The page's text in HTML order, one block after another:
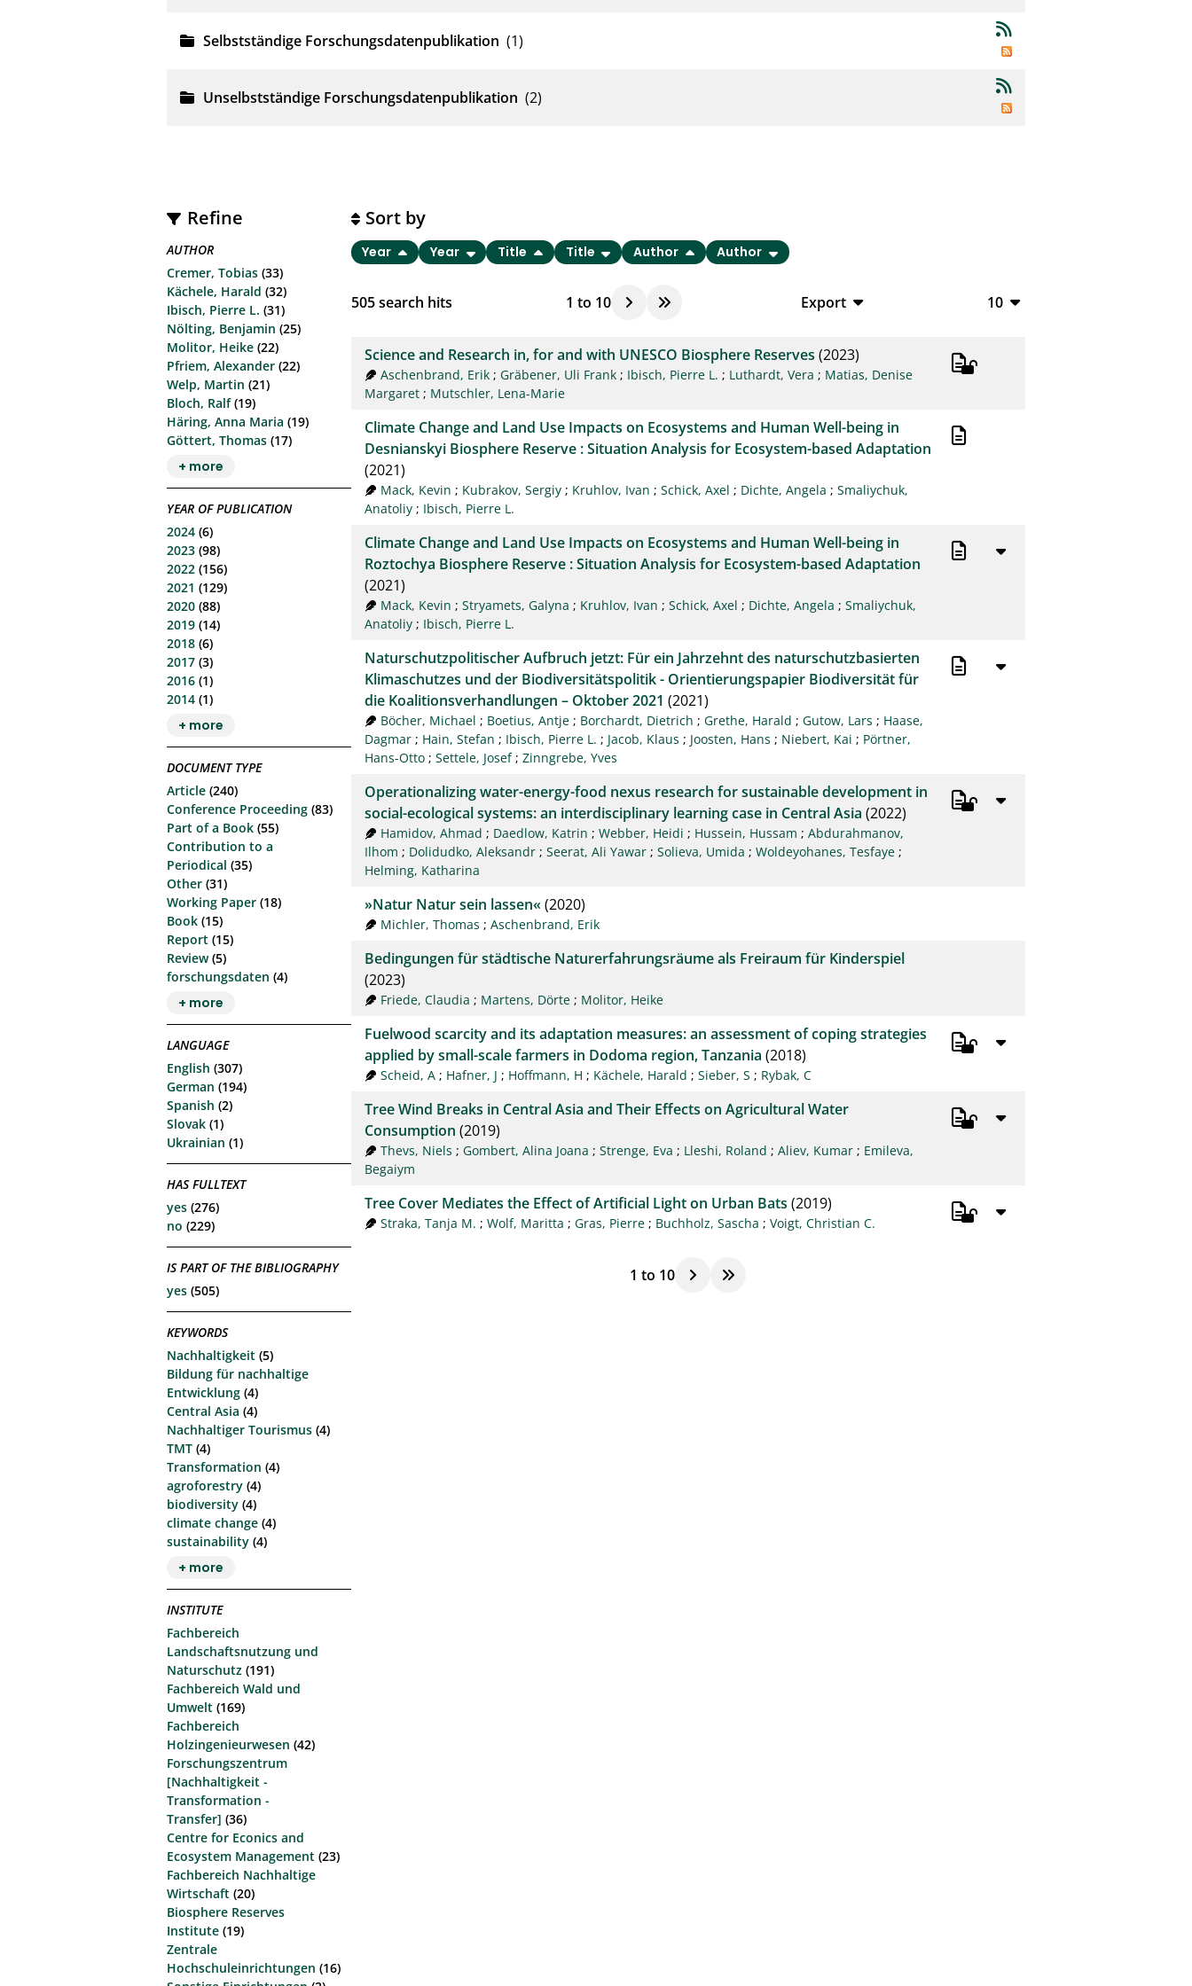
Selbstständige Forschungsdatenpublikation (1)
Unselbstständige Forschungsdatenpublikation (2)
Refine
AUTHOR
Cremer, Tobias (33)
Kächele, Harald (32)
Ibisch, Pierre L. (31)
Nölting, Benjamin (25)
Molitor, Heike (22)
Pfriem, Alexander (22)
Welp, Martin (21)
Bloch, Ralf(19)
Häring, Anna Maria (19)
Göttert, Thomas (17)
+ more
YEAR OF PUBLICATION
2024 (6)
2023 (98)
2022 (156)
2021 (129)
2020 (88)
2019 (14)
2018 (6)
2017 (3)
2016 (1)
2014 (1)
+ more
DOCUMENT TYPE
Article (240)
Conference Proceeding (83)
Part of a Book (55)
Contribution to a
Periodical (35)
Other (31)
Working Paper (18)
Book (15)
Report (15)
Review(5)
forschungsdaten (4)
+ more
LANGUAGE
English (307)
German (194)
Spanish (2)
Slovak (1)
Ukrainian (1)
HAS FULLTEXT
yes (276)
no (229)
IS PART OF THE BIBLIOGRAPHY
yes (505)
KEYWORDS
Nachhaltigkeit (5)
Bildung für nachhaltige
Entwicklung (4)
Central Asia (4)
Nachhaltiger Tourismus (4)
TMT (4)
Transformation (4)
agroforestry (4)
biodiversity (4)
climate change (4)
sustainability (4)
+ more
INSTITUTE
Fachbereich
Landschaftsnutzung und
Naturschutz (191)
Fachbereich Wald und
Umwelt (169)
Fachbereich
Holzingenieurwesen (42)
Forschungszentrum
[Nachhaltigkeit -
Transformation -
Transfer] (36)
Centre for Econics and
Ecosystem Management (23)
Fachbereich Nachhaltige
Wirtschaft (20)
Biosphere Reserves
Institute (19)
Zentrale
Hochschuleinrichtungen (16)
505search hits 1 to 10
Export
CSV
XML
10
Sort by
Year Year Title Title Author Author
Science and Research in, for and with UNESCO Biosphere Reserves (2023)
Aschenbrand, Erik ; Gräbener, Uli Frank ; Ibisch, Pierre L. ; Luthardt, Vera ; Matias, Denise
Margaret; Mutschler, Lena-Marie
Climate Change and Land Use Impacts on Ecosystems and Human Well-being in
Desnianskyi Biosphere Reserve : Situation Analysis for Ecosystem-based Adaptation
(2021)
Mack, Kevin ; Kubrakov, Sergiy ; Kruhlov, Ivan ;Schick, Axel ; Dichte, Angela ;Smaliychuk,
Anatoliy; Ibisch, Pierre L.
Climate Change and Land Use Impacts on Ecosystems and Human Well-being in
Roztochya Biosphere Reserve : Situation Analysis for Ecosystem-based Adaptation
(2021)
Mack, Kevin ;Stryamets, Galyna ; Kruhlov, Ivan ;Schick, Axel ; Dichte, Angela ;Smaliychuk,
Anatoliy; Ibisch, Pierre L.
Naturschutzpolitischer Aufbruch jetzt: Für ein Jahrzehnt des naturschutzbasierten
Klimaschutzes und der Biodiversitätspolitik - Orientierungspapier Biodiversität für
die Koalitionsverhandlungen – Oktober 2021 (2021)
Böcher, Michael ; Boetius, Antje ; Borchardt, Dietrich ;Grethe, Harald ;Gutow, Lars ; Haase,
Dagmar; Hain, Stefan ; Ibisch, Pierre L. ; Jacob, Klaus ; Joosten, Hans ; Niebert, Kai ; Pörtner,
Hans-Otto; Settele, Josef; Zinngrebe, Yves
Operationalizing water-energy-food nexus research for sustainable development in
social-ecological systems: an interdisciplinary learning case in Central Asia (2022)
Hamidov, Ahmad ; Daedlow, Katrin ;Webber, Heidi ; Hussein, Hussam ;Abdurahmanov,
Ilhom ; Dolidudko, Aleksandr; Seerat, Ali Yawar; Solieva, Umida ; Woldeyohanes, Tesfaye;
Helming, Katharina
»Natur Natur sein lassen« (2020)
Michler, Thomas ;Aschenbrand, Erik
Bedingungen für städtische Naturerfahrungsräume als Freiraum für Kinderspiel
(2023)
Friede, Claudia ; Martens, Dörte ; Molitor, Heike
Fuelwood scarcity and its adaptation measures: an assessment of coping strategies
applied by small-scale farmers in Dodoma region, Tanzania (2018)
Scheid, A ; Hafner, J ; Hoffmann, H ; Kächele, Harald ;Sieber, S ; Rybak, C
Tree Wind Breaks in Central Asia and Their Effects on Agricultural Water
Consumption (2019)
Thevs, Niels ; Gombert, Alina Joana ;Strenge, Eva ; Lleshi, Roland ;Aliev, Kumar ; Emileva,
Begaiym
Tree Cover Mediates the Effect of Artificial Light on Urban Bats (2019)
Straka, Tanja M. ;Wolf, Maritta ;Gras, Pierre ; Buchholz, Sascha ;Voigt, Christian C.
1 to 10